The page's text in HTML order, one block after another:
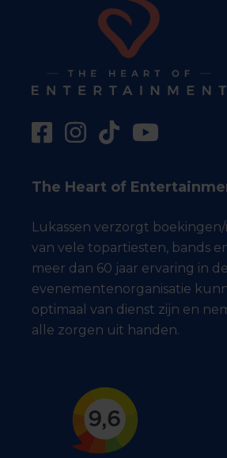
The Heart of
Lukassen verzorgt
van vele topartiesten, bands
meer dan 60 jaar ervaring in de
evenementenorganisatie
optimaal van dienst zijn en
alle zorgen uit handen.